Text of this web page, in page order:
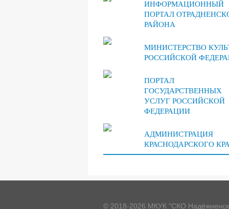
ИНФОРМАЦИОННЫЙ
ПОРТАЛ
РАЙОНА
МИНИСТЕРСТВО
РОССИЙСКОЙ
ПОРТАЛ
ГОСУДАРСТВЕННЫХ
УСЛУГ РОССИЙСКОЙ
ФЕДЕРАЦИИ
АДМИНИСТРАЦИЯ
КРАСНОДАРСКОГО
© 2018-2026 МКУК "СКО